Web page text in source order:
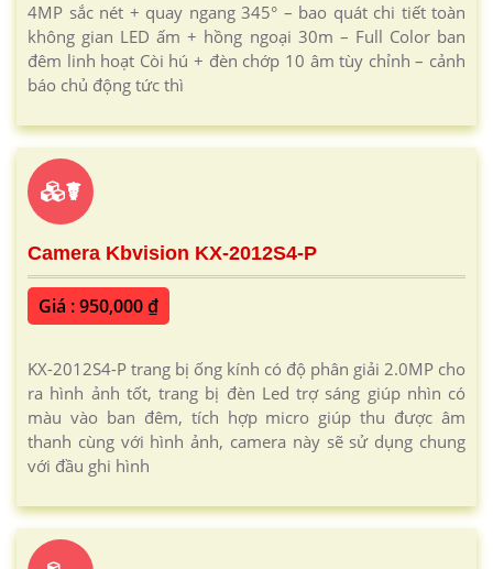
4MP sắc nét + quay ngang 345° – bao quát chi tiết toàn
không gian LED ấm + hồng ngoại 30m – Full Color ban
đêm linh hoạt Còi hú + đèn chớp 10 âm tùy chỉnh – cảnh
báo chủ động tức thì
☤
Camera Kbvision KX-2012S4-P
Giá : 950,000 ₫
KX-2012S4-P trang bị ống kính có độ phân giải 2.0MP cho
ra hình ảnh tốt, trang bị đèn Led trợ sáng giúp nhìn có
màu vào ban đêm, tích hợp micro giúp thu được âm
thanh cùng với hình ảnh, camera này sẽ sử dụng chung
với đầu ghi hình